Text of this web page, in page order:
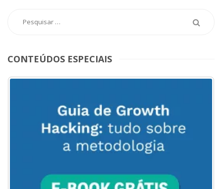
CONTEÚDOS ESPECIAIS